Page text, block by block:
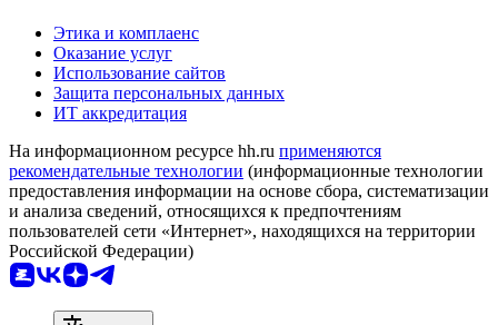
Этика и комплаенс
Оказание услуг
Использование сайтов
Защита персональных данных
ИТ аккредитация
На информационном ресурсе hh.ru применяются
рекомендательные технологии (информационные технологии
предоставления информации на основе сбора, систематизации
и анализа сведений, относящихся к предпочтениям
пользователей сети «Интернет», находящихся на территории
Российской Федерации)